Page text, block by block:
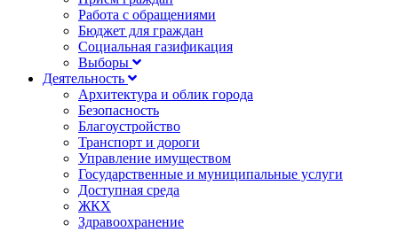
Работа с обращениями
Бюджет для граждан
Социальная газификация
Выборы
Деятельность
Архитектура и облик города
Безопасность
Благоустройство
Транспорт и дороги
Управление имуществом
Государственные и муниципальные услуги
Доступная среда
ЖКХ
Здравоохранение